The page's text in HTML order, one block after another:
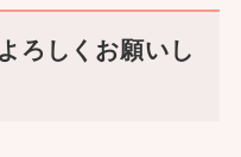
ろしくお願いし